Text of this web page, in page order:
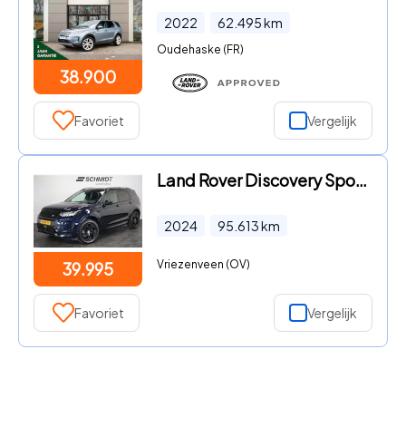
38.900
2022 62.495km
Oudehaske (FR)
Favoriet Vergelijk
39.995
Land Rover Discovery Sport - P300e 1.5 R-Dynamic SE | Trekhaak | Panoramadak | Leder
2024 95.613km
Vriezenveen (OV)
Favoriet Vergelijk